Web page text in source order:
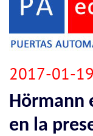
2017-01-
Hörmann
en la